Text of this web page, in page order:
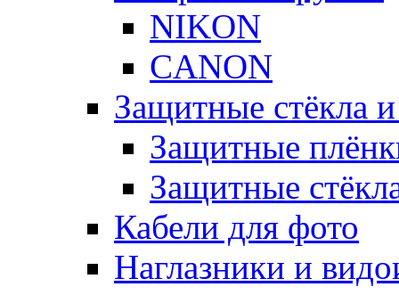
NIKON
CANON
Защитные стёкла
Защитные
Защитные
Кабели для фото
Наглазники и